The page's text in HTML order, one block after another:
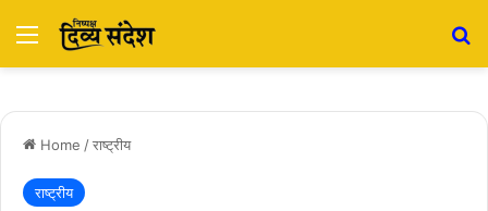
Menu
Home /राष्ट्रीय
राष्ट्रीय